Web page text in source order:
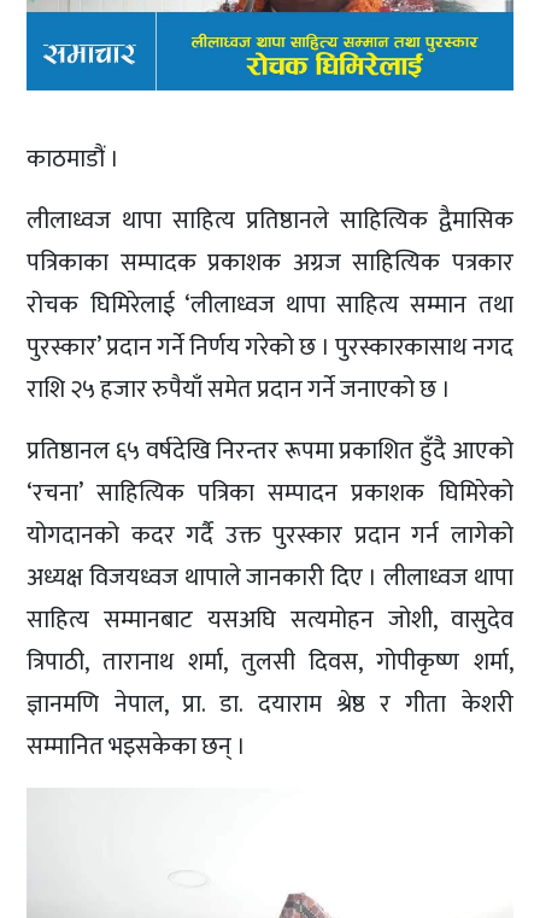
काठमाडौं ।
लीलाध्वज थापा साहित्य प्रतिष्ठानले साहित्यिक द्वैमासिक
पत्रिकाका सम्पादक प्रकाशक अग्रज साहित्यिक पत्रकार
रोचक घिमिरेलाई ‘लीलाध्वज थापा साहित्य सम्मान तथा
पुरस्कार’ प्रदान गर्ने निर्णय गरेको छ । पुरस्कारकासाथ नगद
राशि २५ हजार रुपैयाँ समेत प्रदान गर्ने जनाएको छ ।
प्रतिष्ठानल ६५ वर्षदेखि निरन्तर रूपमा प्रकाशित हुँदै आएको
‘रचना’ साहित्यिक पत्रिका सम्पादन प्रकाशक घिमिरेको
योगदानको कदर गर्दै उक्त पुरस्कार प्रदान गर्न लागेको
अध्यक्ष विजयध्वज थापाले जानकारी दिए । लीलाध्वज थापा
साहित्य सम्मानबाट यसअघि सत्यमोहन जोशी, वासुदेव
त्रिपाठी, तारानाथ शर्मा, तुलसी दिवस, गोपीकृष्ण शर्मा,
ज्ञानमणि नेपाल, प्रा. डा. दयाराम श्रेष्ठ र गीता केशरी
सम्मानित भइसकेका छन् ।